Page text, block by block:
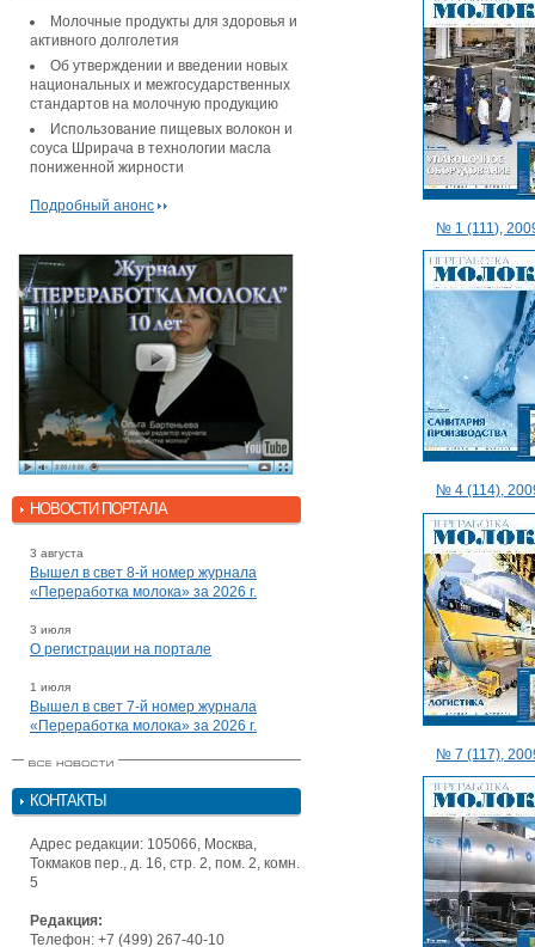
Молочные продукты для здоровья и
активного долголетия
Об утверждении и введении новых
национальных и межгосударственных
стандартов на молочную продукцию
Использование пищевых волокон и
соуса Шрирача в технологии масла
пониженной жирности
Подробный анонс
НОВОСТИ ПОРТАЛА
3 августа
Вышел в свет 8-й номер журнала
«Переработка молока» за 2026 г.
3 июля
О регистрации на портале
1 июля
Вышел в свет 7-й номер журнала
«Переработка молока» за 2026 г.
КОНТАКТЫ
Адрес редакции: 105066, Москва,
Токмаков пер., д. 16, стр. 2, пом. 2, комн.
5
Редакция:
Телефон: +7 (499) 267-40-10
№ 1 (111),
№ 4 (114),
№ 7 (117),